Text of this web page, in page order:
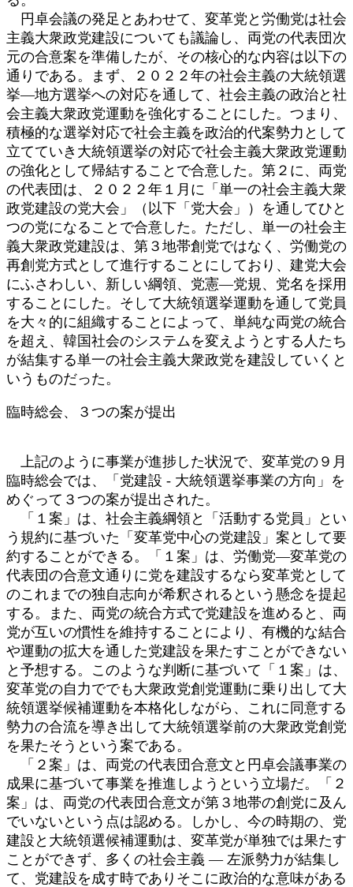
円卓会議の発足とあわせて、変革党と労働党は社会
主義大衆政党建設についても議論し、両党の代表団次
元の合意案を準備したが、その核心的な内容は以下の
通りである。まず、２０２２年の社会主義の大統領選
挙―地方選挙への対応を通して、社会主義の政治と社
会主義大衆政党運動を強化することにした。つまり、
積極的な選挙対応で社会主義を政治的代案勢力として
立てていき大統領選挙の対応で社会主義大衆政党運動
の強化として帰結することで合意した。第２に、両党
の代表団は、２０２２年１月に「単一の社会主義大衆
政党建設の党大会」（以下「党大会」）を通してひと
つの党になることで合意した。ただし、単一の社会主
義大衆政党建設は、第３地帯創党ではなく、労働党の
再創党方式として進行することにしており、建党大会
にふさわしい、新しい綱領、党憲―党規、党名を採用
することにした。そして大統領選挙運動を通して党員
を大々的に組織することによって、単純な両党の統合
を超え、韓国社会のシステムを変えようとする人たち
が結集する単一の社会主義大衆政党を建設していくと
いうものだった。
臨時総会、３つの案が提出
上記のように事業が進捗した状況で、変革党の９月
臨時総会では、「党建設 - 大統領選挙事業の方向」を
めぐって３つの案が提出された。
「１案」は、社会主義綱領と「活動する党員」とい
う規約に基づいた「変革党中心の党建設」案として要
約することができる。「１案」は、労働党―変革党の
代表団の合意文通りに党を建設するなら変革党として
のこれまでの独自志向が希釈されるという懸念を提起
する。また、両党の統合方式で党建設を進めると、両
党が互いの慣性を維持することにより、有機的な結合
や運動の拡大を通した党建設を果たすことができない
と予想する。このような判断に基づいて「１案」は、
変革党の自力ででも大衆政党創党運動に乗り出して大
統領選挙候補運動を本格化しながら、これに同意する
勢力の合流を導き出して大統領選挙前の大衆政党創党
を果たそうという案である。
「２案」は、両党の代表団合意文と円卓会議事業の
成果に基づいて事業を推進しようという立場だ。「２
案」は、両党の代表団合意文が第３地帯の創党に及ん
でいないという点は認める。しかし、今の時期の、党
建設と大統領選候補運動は、変革党が単独では果たす
ことができず、多くの社会主義 ― 左派勢力が結集し
て、党建設を成す時でありそこに政治的な意味がある